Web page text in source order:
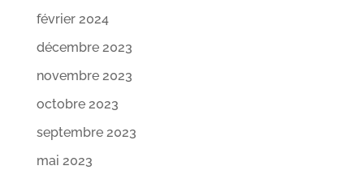
février 2024
décembre 2023
novembre 2023
octobre 2023
septembre 2023
mai 2023